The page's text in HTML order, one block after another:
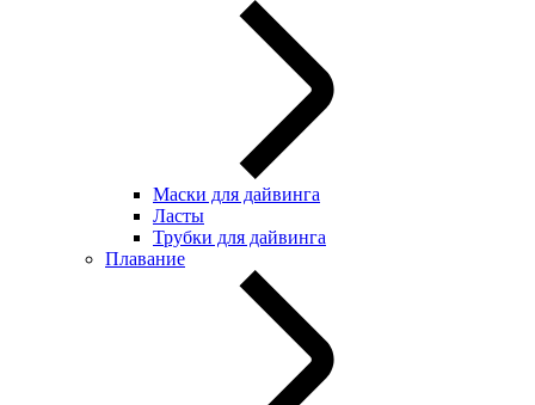
Маски для дайвинга
Ласты
Трубки для дайвинга
Плавание